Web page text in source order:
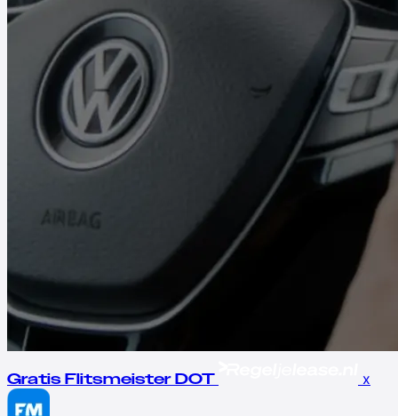
Gratis Flitsmeister DOT x